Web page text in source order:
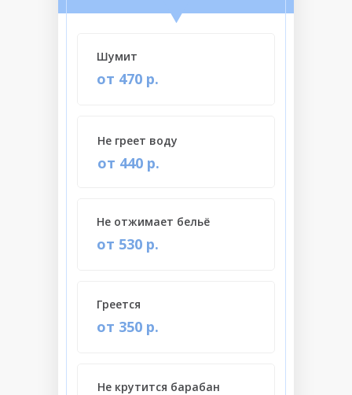
от 470 р.
Шумит
Не крутится барабан
от 440 р.
Не греет воду
от 530 р.
Не отжимает бельё
от 350 р.
Греется